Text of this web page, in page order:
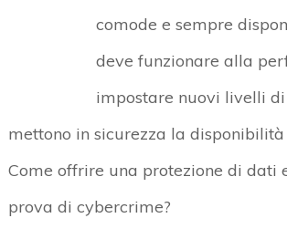
comode e sempre
deve funzionare alla
impostare nuovi livelli
mettono in sicurezza la
Come offrire una protezione di dati
prova di cybercrime?